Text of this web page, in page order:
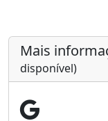
Mais
disponível)